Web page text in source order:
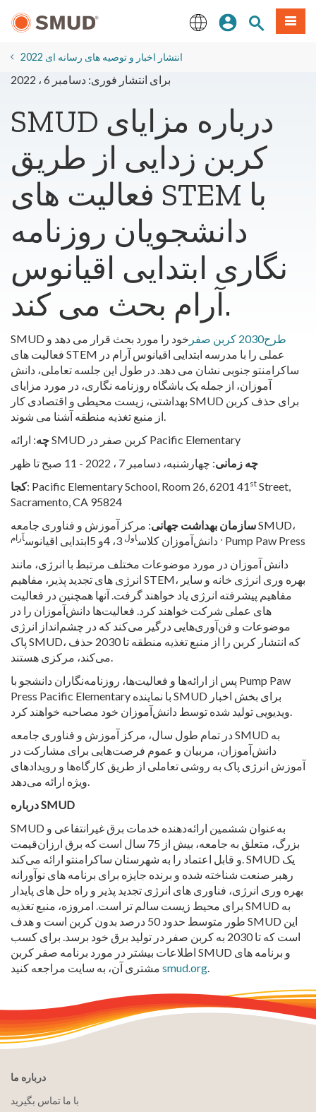
اصلی
ورودسایتمنو
2022 انتشار اخبار و توصیه های رسانه ای
برای انتشار فوری: دسامبر 6 ، 2022
SMUD درباره مزایای
کربن زدایی از طریق
فعالیت های STEM با
دانشجویان روزنامه
نگاری ابتدایی اقیانوس
آرام بحث می کند.
SMUD طرح2030 کربن صفر خود را مورد بحث قرار می دهد و
فعالیت های STEM عملی را با مدرسه ابتدایی اقیانوس آرام در
ساکرامنتو جنوبی نشان می دهد. در طول این جلسه تعاملی، دانش
آموزان، از جمله یک باشگاه روزنامه نگاری، در مورد مزایای
بهداشتی، زیست محیطی و اقتصادی کار SMUD برای حذف کربن
از منبع تغذیه منطقه آشنا می شوند.
چه
: ارائه SMUD کربن صفر در Pacific Elementary
چه زمانی: چهارشنبه، دسامبر 7 ، 2022 - 11 صبح تا ظهر
کجا: Pacific Elementary School, Room 26, 6201 41 st Street,
Sacramento, CA 95824
سازمان بهداشت جهانی: مرکز آموزش و فناوری جامعه SMUD،
دانش‌آموزان کلاساول آرام ، Pump Paw Press
دانش آموزان در مورد موضوعات مختلف مرتبط با انرژی، مانند
انرژی های تجدید پذیر، مفاهیم STEM، بهره وری انرژی خانه و سایر
مفاهیم پیشرفته انرژی یاد خواهند گرفت. آنها همچنین در فعالیت
های عملی شرکت خواهند کرد. فعالیت‌ها دانش‌آموزان را در
موضوعات و فن‌آوری‌هایی درگیر می‌کند که در چشم‌انداز انرژی
پاک SMUD، که انتشار کربن را از منبع تغذیه منطقه تا 2030 حذف
می‌کند، مرکزی هستند.
پس از ارائه‌ها و فعالیت‌ها، روزنامه‌نگاران دانشجو با Pump Paw
Press Pacific Elementary با نماینده SMUD برای بخش اخبار
ویدیویی تولید شده توسط دانش‌آموزان خود مصاحبه خواهند کرد.
در تمام طول سال، مرکز آموزش و فناوری جامعه SMUD به
دانش‌آموزان، مربیان و عموم فرصت‌هایی برای مشارکت در
آموزش انرژی پاک به روشی تعاملی از طریق کارگاه‌ها و رویدادهای
ویژه ارائه می‌دهد.
درباره SMUD
SMUD به‌عنوان ششمین ارائه‌دهنده خدمات برق غیرانتفاعی و
بزرگ، متعلق به جامعه، بیش از 75 سال است که برق ارزان‌قیمت
و قابل اعتماد را به شهرستان ساکرامنتو ارائه می‌کند. SMUD یک
رهبر صنعت شناخته شده و برنده جایزه برای برنامه های نوآورانه
بهره وری انرژی، فناوری های انرژی تجدید پذیر و راه حل های پایدار
برای محیط زیست سالم تر است. امروزه، منبع تغذیه SMUD به
طور متوسط حدود 50 درصد بدون کربن است و هدف SMUD این
است که تا 2030 به کربن صفر در تولید برق خود برسد.
برای کسب
اطلاعات بیشتر در مورد برنامه صفر کربن SMUD و برنامه های
مشتری آن، به سایت مراجعه کنید smud.org.
درباره ما
با ما تماس بگیرید